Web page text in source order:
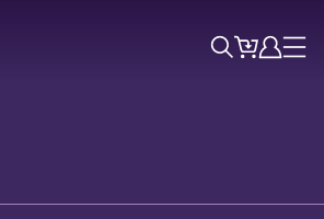
ZoekTicketsAccount
Menu